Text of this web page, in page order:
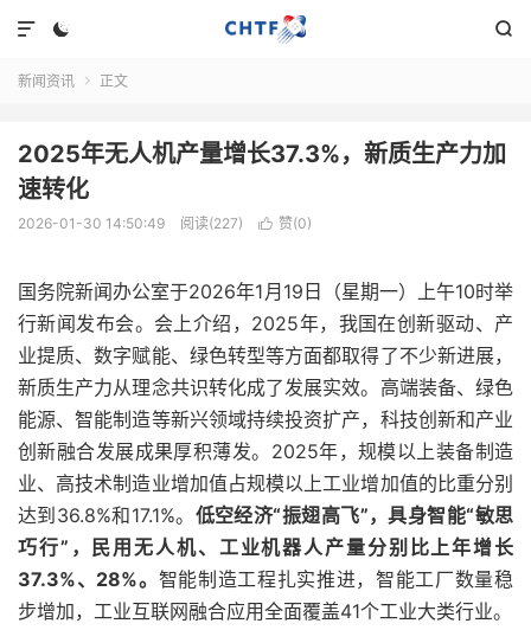
 

新闻资讯  正文
2025年无人机产量增长37.3%，新质生产力加
速转化
2026-01-30 14:50:49 阅读(227)  赞(0)
国务院新闻办公室于2026年1月19日（星期一）上午10时举
行新闻发布会。会上介绍，2025年，我国在创新驱动、产
业提质、数字赋能、绿色转型等方面都取得了不少新进展，
新质生产力从理念共识转化成了发展实效。高端装备、绿色
能源、智能制造等新兴领域持续投资扩产，科技创新和产业
创新融合发展成果厚积薄发。2025年，规模以上装备制造
业、高技术制造业增加值占规模以上工业增加值的比重分别
达到36.8%和17.1%。 低空经济“振翅高飞”，具身智能“敏思
巧行”，民用无人机、工业机器人产量分别比上年增长
37.3%、28%。 智能制造工程扎实推进，智能工厂数量稳
步增加，工业互联网融合应用全面覆盖41个工业大类行业。